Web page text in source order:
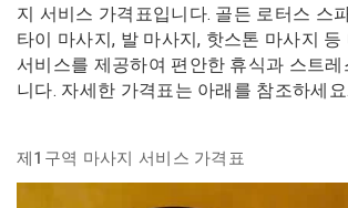
지 서비스 가격표입니다. 골든 로터스 스
타이 마사지, 발 마사지, 핫스톤 마사지 등
서비스를 제공하여 편안한 휴식과 스트
니다. 자세한 가격표는 아래를 참조하세요.
제1구역 마사지 서비스 가격표